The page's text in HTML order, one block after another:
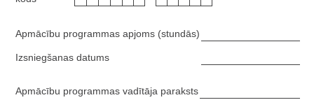
Apmācību programmas apjoms (stundās)
Izsniegšanas datums
Apmācību programmas vadītāja paraksts